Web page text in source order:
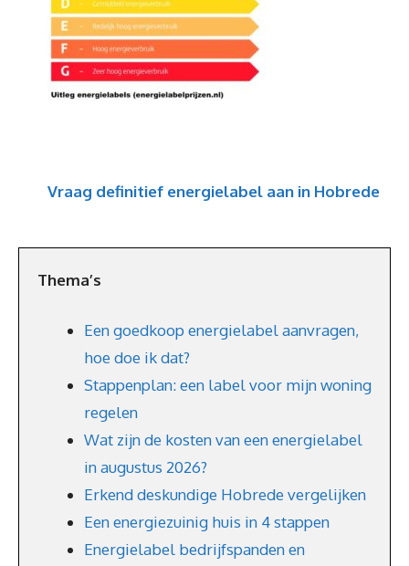
Vraag definitief energielabel aan in Hobrede
Thema’s
Een goedkoop energielabel aanvragen,
hoe doe ik dat?
Stappenplan: een label voor mijn woning
regelen
Wat zijn de kosten van een energielabel
in augustus 2026?
Erkend deskundige Hobrede vergelijken
Een energiezuinig huis in 4 stappen
Energielabel bedrijfspanden en